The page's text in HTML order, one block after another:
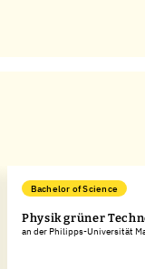
Bachelor of Science
Physik grüner
an der Philipps-Universität